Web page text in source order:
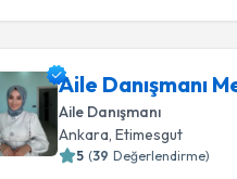
Aile Danışmanı
Aile Danışmanı
Ankara , Etimesgut
5 (39 Değerlendirme)